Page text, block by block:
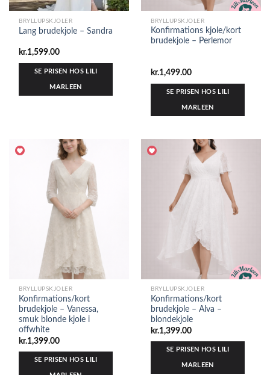
BRYLLUPSKJOLER
Lang brudekjole – Sandra
kr.1,599.00
SE PRISEN HOS LILI
MARLEEN
BRYLLUPSKJOLER
Konfirmations kjole/kort
brudekjole – Perlemor
kr.1,499.00
SE PRISEN HOS LILI
MARLEEN
BRYLLUPSKJOLER
Konfirmations/kort
brudekjole – Vanessa,
smuk blonde kjole i
offwhite
kr.1,399.00
SE PRISEN HOS LILI
BRYLLUPSKJOLER
Konfirmations/kort
brudekjole – Alva –
blondekjole
kr.1,399.00
SE PRISEN HOS LILI
MARLEEN